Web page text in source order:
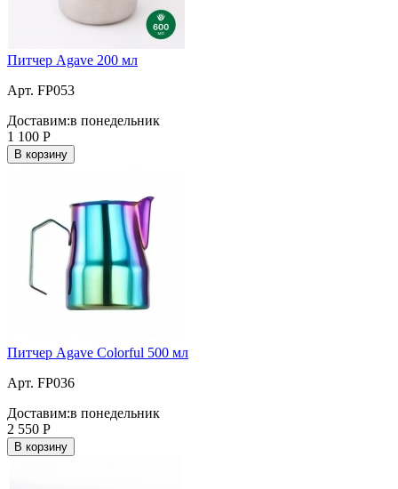
Питчер Agave 200 мл
Арт. FP053
Доставим:в понедельник
1 100 Р
В корзину
Питчер Agave Colorful 500 мл
Арт. FP036
Доставим:в понедельник
2 550 Р
В корзину